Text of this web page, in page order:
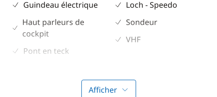
Guindeau électrique
Haut parleurs de
cockpit
Pont en teck
Loch - Speedo
Sondeur
VHF
Afficher